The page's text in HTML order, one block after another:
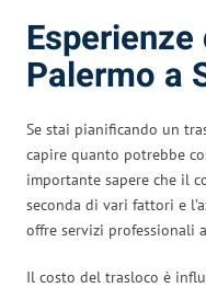
Palermo a
Se stai pianificando un
capire quanto potrebbe
importante sapere che il
seconda di vari fattori e
offre servizi professionali
Il costo del trasloco è